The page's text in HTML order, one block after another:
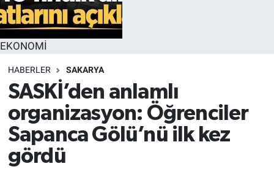
EKONOMİ
HABERLER SAKARYA
SASKİ’den anlamlı
organizasyon: Öğrenciler
Sapanca Gölü’nü ilk kez
gördü